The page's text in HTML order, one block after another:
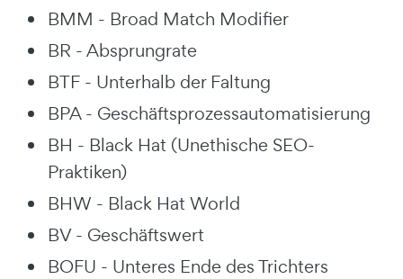
BMM - Broad Match Modifier
BR - Absprungrate
BTF - Unterhalb der Faltung
BPA - Geschäftsprozessautomatisierung
BH - Black Hat (Unethische SEO-
Praktiken)
BHW - Black Hat World
BV - Geschäftswert
BOFU - Unteres Ende des Trichters